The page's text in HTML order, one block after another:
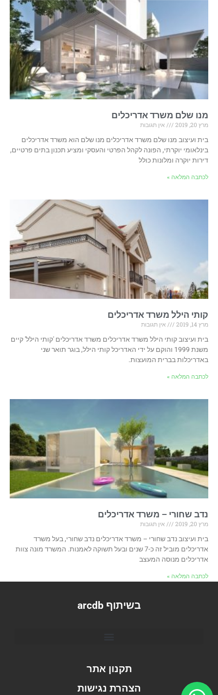
מנו שלם משרד אדריכלים
מרץ 20, 2019
אין תגובות
בית ועיצוב מנו שלם משרד אדריכלים מנו שלם הוא משרד אדריכלים
בינלאומי יוקרתי, הפונה לקהל הפרטי והעסקי ומציע תכנון בתים פרטיים,
דירות יוקרה ומלונות כולל
לכתבה המלאה »
קותי הילל משרד אדריכלים
מרץ 14, 2019
אין תגובות
בית ועיצוב קותי הילל משרד אדריכלים משרד אדריכלים 'קותי הילל' קיים
משנת 1999 והוקם על ידי האדריכל קותי הילל, בוגר תואר שני
באדריכלות בברית המועצות.
לכתבה המלאה »
נדב שחורי – משרד אדריכלים
מרץ 20, 2019
אין תגובות
בית ועיצוב נדב שחורי – משרד אדריכלים נדב שחורי, בעל משרד
אדריכלים מוביל זה כ-7 שנים ובעל תשוקה לאמנות. המשרד מונה צוות
אדריכלים מנוסה המעצב
לכתבה המלאה »
בשיתוף arcdb
תקנון אתר
הצהרת נגישות